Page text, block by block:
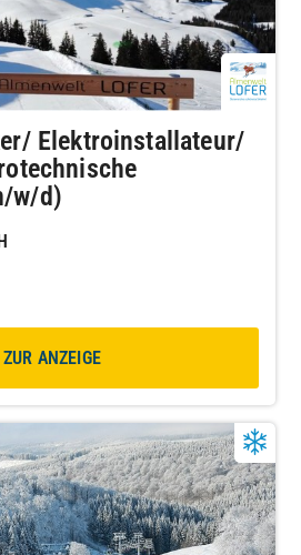
Elektroinstallateur/
w/d)
ZUR ANZEIGE